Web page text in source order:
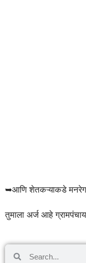
➥आणि शेतकऱ्याकडे
तुमाला अर्ज आहे